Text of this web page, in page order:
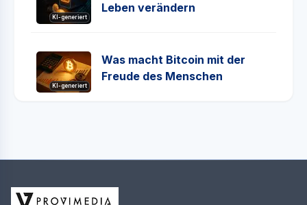
KI-generiert
Leben verändern
KI-generiert
Was macht Bitcoin mit der
Freude des Menschen